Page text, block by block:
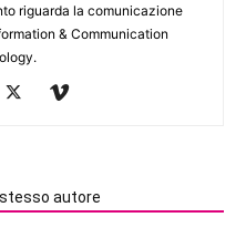
riguarda la comunicazione
& Communication
autore